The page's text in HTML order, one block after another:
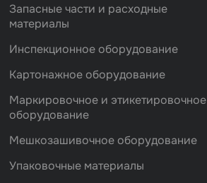
Запасные части и расходные
материалы
Инспекционное оборудование
Картонажное оборудование
Маркировочное и этикетировочное
оборудование
Мешкозашивочное оборудование
Упаковочные материалы